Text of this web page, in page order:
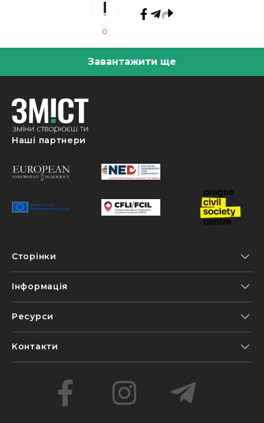
0
Завантажити ще
Наші партнери
Сторінки
Інформація
Ресурси
Контакти